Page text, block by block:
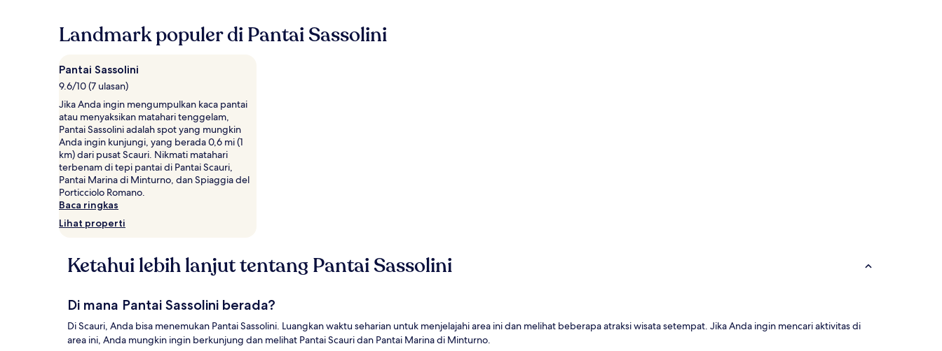
terakhir
1
malam
untuk
2
tamu
dewasa.
Harga
dan
ketersediaan
dapat
berubah
sewaktu-
waktu.
mungkin
berlaku.
Landmark populer di Pantai Sassolini
Pantai Sassolini
9.6/10 (7 ulasan)
Jika Anda ingin mengumpulkan kaca pantai
atau menyaksikan matahari tenggelam,
Pantai Sassolini adalah spot yang mungkin
Anda ingin kunjungi, yang berada 0,6 mi (1
km) dari pusat Scauri. Nikmati matahari
terbenam di tepi pantai di Pantai Scauri,
Pantai Marina di Minturno, dan Spiaggia del
Porticciolo Romano.
Baca ringkas
Lihat properti
Ketahui lebih lanjut tentang Pantai Sassolini
Di mana Pantai Sassolini berada?
Di Scauri, Anda bisa menemukan Pantai Sassolini. Luangkan waktu seharian untuk menjelajahi area ini dan melihat beberapa atraksi wisata setempat. Jika Anda ingin mencari aktivitas di
area ini, Anda mungkin ingin berkunjung dan melihat Pantai Scauri dan Pantai Marina di Minturno.